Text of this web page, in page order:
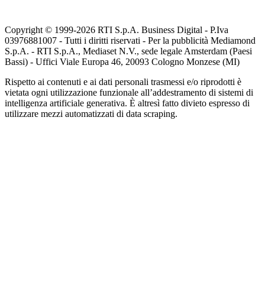
Copyright © 1999-2026 RTI S.p.A. Business Digital - P.Iva
03976881007 - Tutti i diritti riservati - Per la pubblicità Mediamond
S.p.A. - RTI S.p.A., Mediaset N.V., sede legale Amsterdam (Paesi
Bassi) - Uffici Viale Europa 46, 20093 Cologno Monzese (MI)
Rispetto ai contenuti e ai dati personali trasmessi e/o riprodotti è
vietata ogni utilizzazione funzionale all’addestramento di sistemi di
intelligenza artificiale generativa. È altresì fatto divieto espresso di
utilizzare mezzi automatizzati di data scraping.